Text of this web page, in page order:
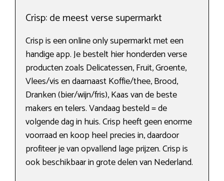
Crisp: de meest verse supermarkt
Crisp is een online only supermarkt met een
handige app. Je bestelt hier honderden verse
producten zoals Delicatessen, Fruit, Groente,
Vlees/vis en daarnaast Koffie/thee, Brood,
Dranken (bier/wijn/fris), Kaas van de beste
makers en telers. Vandaag besteld = de
volgende dag in huis. Crisp heeft geen enorme
voorraad en koop heel precies in, daardoor
profiteer je van opvallend lage prijzen. Crisp is
ook beschikbaar in grote delen van Nederland.